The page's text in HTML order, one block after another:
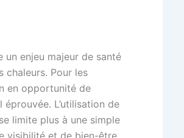
un enjeu majeur de santé
chaleurs. Pour les
en opportunité de
L’utilisation de
limite plus à une simple
visibilité et de bien-être